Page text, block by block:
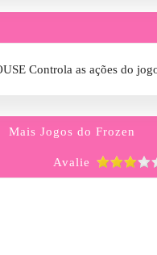
Controla as ações do
Mais Jogos do Frozen
Avalie